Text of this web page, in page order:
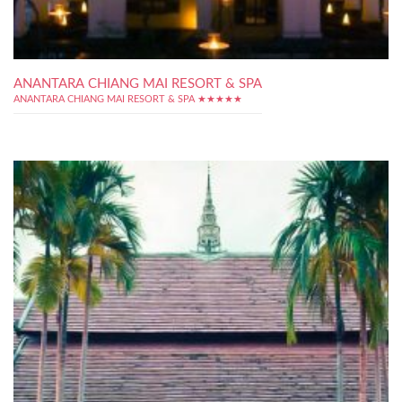
ANANTARA CHIANG MAI RESORT & SPA
ANANTARA CHIANG MAI RESORT & SPA ★★★★★